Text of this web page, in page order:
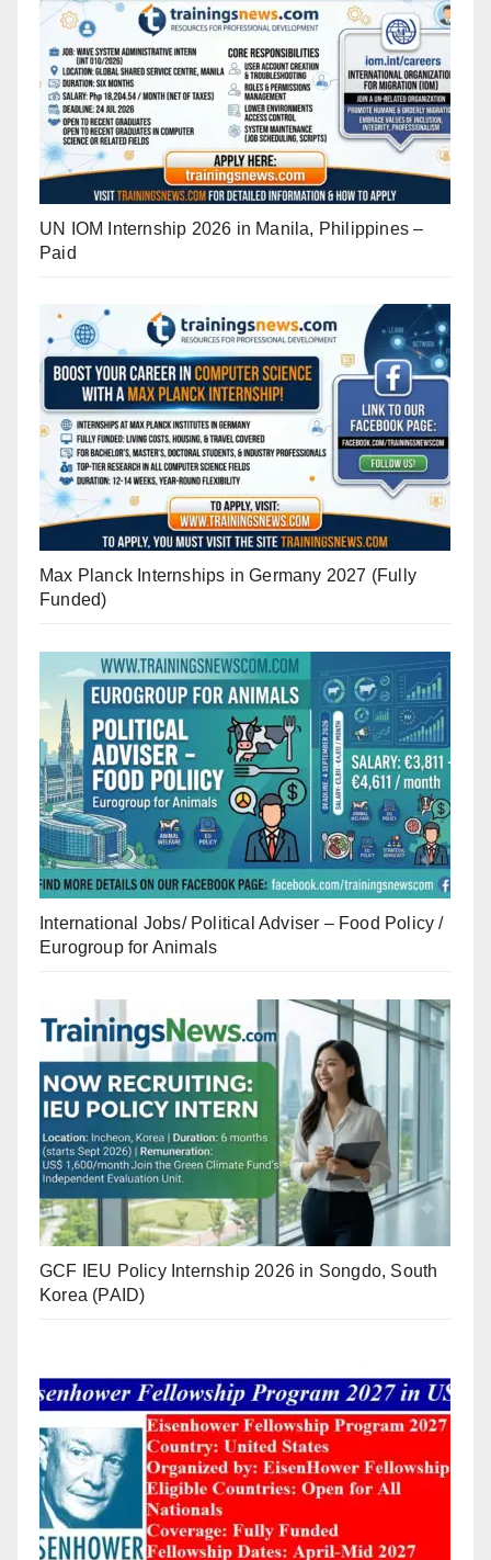
UN IOM Internship 2026 in Manila, Philippines –
Paid
Max Planck Internships in Germany 2027 (Fully
Funded)
International Jobs/ Political Adviser – Food Policy /
Eurogroup for Animals
GCF IEU Policy Internship 2026 in Songdo, South
Korea (PAID)